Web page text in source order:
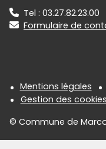
Tel : 03.27.82.23.00
Formulaire de
Mentions légales
Gestion des
© Commune de